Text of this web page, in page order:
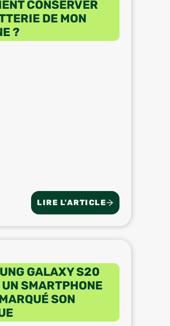
CONSERVER
DE MON
?
LIRE L'ARTICLE
GALAXY S20
SMARTPHONE
SON